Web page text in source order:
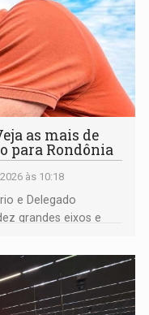
as mais de
para Rondônia
às 10:18
e Delegado
grandes eixos e